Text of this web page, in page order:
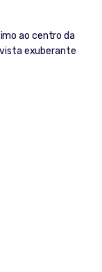
ao centro da
exuberante